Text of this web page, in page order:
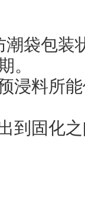
袋包装
。
浸料所
到固化